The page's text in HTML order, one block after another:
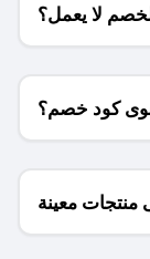
لا يعمل؟
كود خصم؟
معينة
فقط؟